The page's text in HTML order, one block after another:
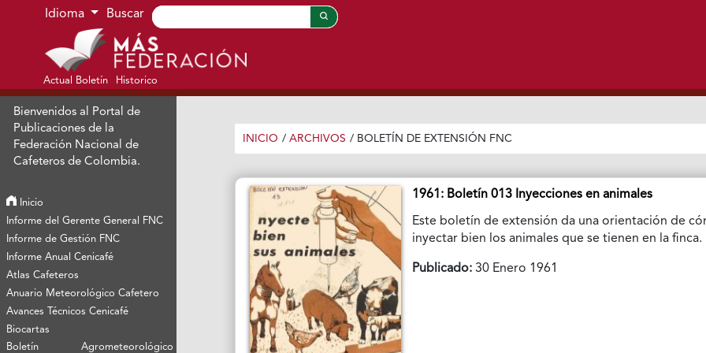
Ir al menú de navegación principal
Ir al contenido principal
Ir al pie de página del sitio
Idioma Buscar
Actual Boletín Historico
Bienvenidos al Portal de
Publicaciones de la
Federación Nacional de
Cafeteros de Colombia.
Inicio
Informe del Gerente General FNC
Informe de Gestión FNC
Informe Anual Cenicafé
Atlas Cafeteros
Anuario Meteorológico Cafetero
Avances Técnicos Cenicafé
Biocartas
Boletín Agrometeorológico
INICIO / ARCHIVOS / BOLETÍN DE EXTENSIÓN FNC
1961: Boletín 013 Inyecciones en animales
Este boletín de extensión da una orientación de
inyectar bien los animales que se tienen en la finca.
Publicado: 30 Enero 1961